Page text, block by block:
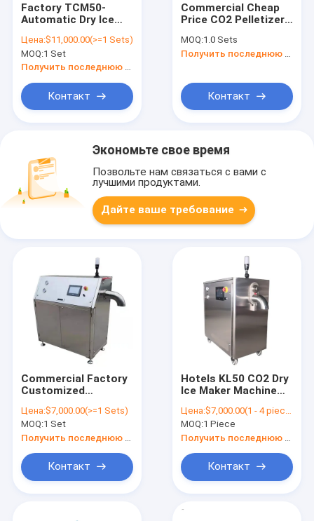
Factory TCM50-
Automatic Dry Ice
Dry Ice Pelletizer
Цена:$11,000.00(>=1 Sets)
MOQ:1 Set
Получить последнюю цену
Контакт
Commercial Cheap
Price CO2 Pelletizer
Machine 30kg/h
50kg/h
MOQ:1.0 Sets
Контакт
Экономьте свое время
Позвольте нам связаться с вами с
лучшими продуктами.
Дайте ваше требование
Commercial Factory
Customized
Ice Pellet Making
Machine Maker Price
Цена:$7,000.00(>=1 Sets)
MOQ:1 Set
Контакт
Hotels KL50 CO2 Dry
Ice Maker Machine
Dry Ice Machine Solid
CO2 Pelletizer
Цена:$7,000.00(1 - 4 pieces) $6,800.00(5 - 9 pieces) $6,300.00(10 - 19 pieces) $4,980.00(>=20 pieces)
MOQ:1 Piece
Контакт